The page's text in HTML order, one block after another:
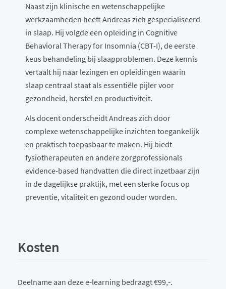
Naast zijn klinische en wetenschappelijke
werkzaamheden heeft Andreas zich gespecialiseerd
in slaap. Hij volgde een opleiding in Cognitive
Behavioral Therapy for Insomnia (CBT-I), de eerste
keus behandeling bij slaapproblemen. Deze kennis
vertaalt hij naar lezingen en opleidingen waarin
slaap centraal staat als essentiële pijler voor
gezondheid, herstel en productiviteit.
Als docent onderscheidt Andreas zich door
complexe wetenschappelijke inzichten toegankelijk
en praktisch toepasbaar te maken. Hij biedt
fysiotherapeuten en andere zorgprofessionals
evidence-based handvatten die direct inzetbaar zijn
in de dagelijkse praktijk, met een sterke focus op
preventie, vitaliteit en gezond ouder worden.
Kosten
Deelname aan deze e-learning bedraagt €99,-.